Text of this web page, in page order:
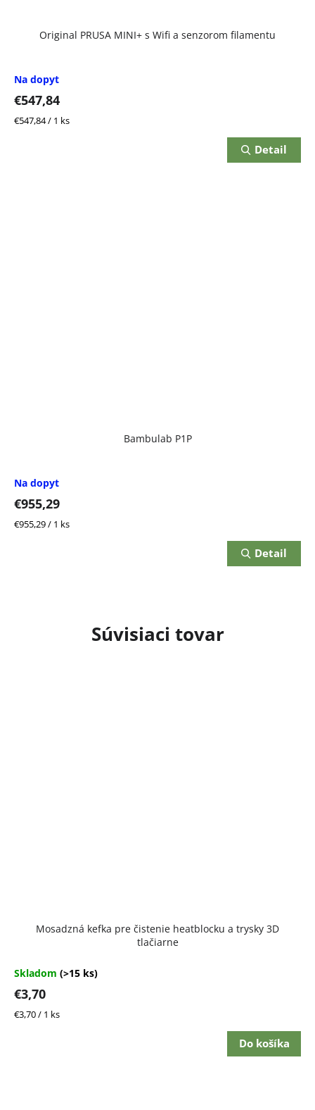
Súvisiaci tovar
Mosadzná kefka pre čistenie heatblocku a trysky 3D
tlačiarne
hodnotenie
5,0
5
hviezdičiek.
Skladom (>15 ks)
€3,70
Jednotková
€3,70 / 1 ks
Do košíka
Original PRUSA MINI+ s Wifi a senzorom filamentu
Na dopyt
€547,84
Jednotková
€547,84 / 1 ks
Detail
Bambulab P1P
Na dopyt
€955,29
Jednotková
€955,29 / 1 ks
Detail